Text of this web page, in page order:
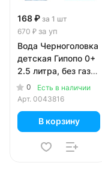
168 ₽ за 1 шт
670 ₽ за уп
Вода Черноголовка
детская Гипопо 0+
2.5 литра, без газа,
пэт, 4 шт. в уп.
0
Есть в наличии
Арт. 0043816
В корзину